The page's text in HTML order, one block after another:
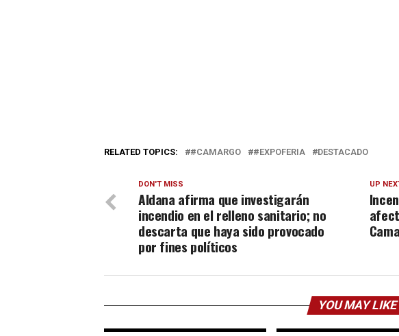
RELATED TOPICS: #CAMARGO #EXPOFERIA DESTACADO
UP
DON'T MISS
Aldana afirma que investigarán
incendio en el relleno sanitario; no
descarta que haya sido provocado
por fines políticos
YOU MAY LIKE